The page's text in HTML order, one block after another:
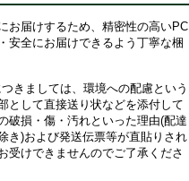
お届けするため、精密性の高いPC
安全にお届けできるよう丁寧な梱
きましては、環境への配慮という
として直接送り状などを添付して
破損・傷・汚れといった理由(配達
き)および発送伝票等が直貼りされ
受けできませんのでご了承くださ